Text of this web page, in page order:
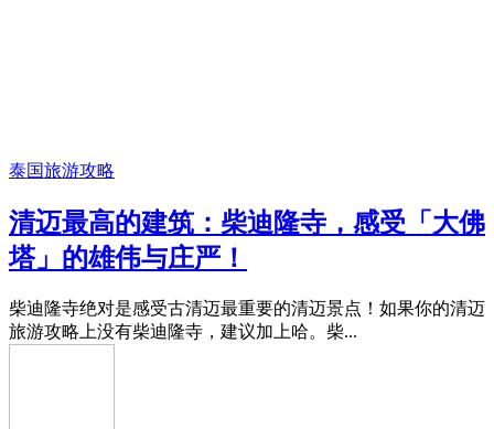
泰国旅游攻略
清迈最高的建筑：柴迪隆寺，感受「大佛
塔」的雄伟与庄严！
柴迪隆寺绝对是感受古清迈最重要的清迈景点！如果你的清迈
旅游攻略上没有柴迪隆寺，建议加上哈。柴...